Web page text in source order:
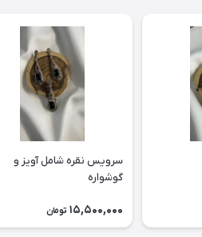
سرویس نقره شامل آویز و
گوشواره
15,500,000 تومان